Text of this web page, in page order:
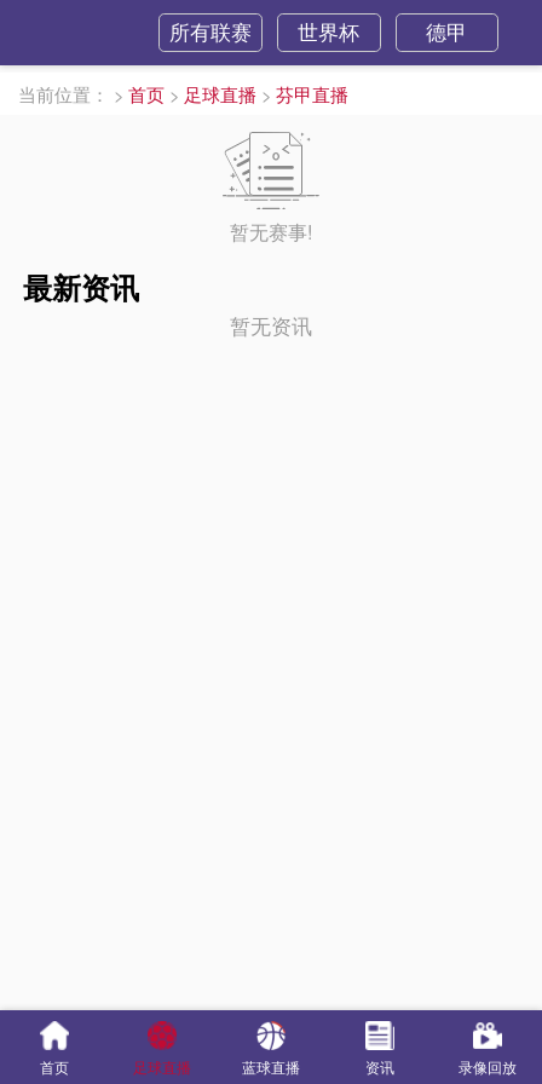
所有联赛 世界杯 德甲
当前位置： > 首页 > 足球直播 > 芬甲直播
暂无赛事!
最新资讯
暂无资讯
首页 足球直播 蓝球直播 资讯 录像回放